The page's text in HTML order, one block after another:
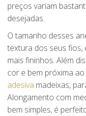
preços variam
desejadas.
O tamanho desses
textura dos seus fios,
mais fininhos. Além
cor e bem próxima
adesiva madeixas,
Alongamento com
bem simples, é